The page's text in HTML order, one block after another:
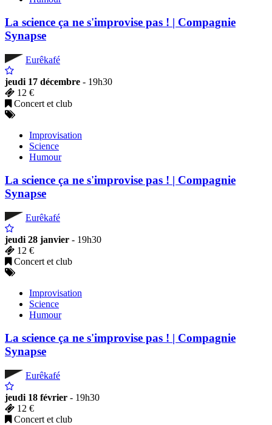
La science ça ne s'improvise pas ! | Compagnie
Synapse
Eurêkafé
jeudi 17 décembre - 19h30
12 €
Concert et club
Improvisation
Science
Humour
La science ça ne s'improvise pas ! | Compagnie
Synapse
Eurêkafé
jeudi 28 janvier - 19h30
12 €
Concert et club
Improvisation
Science
Humour
La science ça ne s'improvise pas ! | Compagnie
Synapse
Eurêkafé
jeudi 18 février - 19h30
12 €
Concert et club